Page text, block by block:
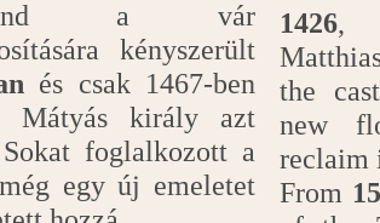
a vár
kényszerült
és csak 1467-ben
Mátyás király azt
foglalkozott a
egy új emeletet
1426,
the
new
reclaim
From